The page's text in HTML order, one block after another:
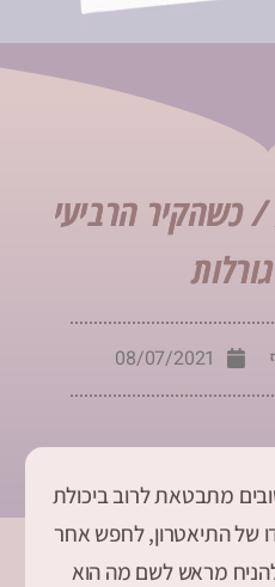
כשהקיר הרביעי
08/07/2021
מתבטאת לרוב ביכולת
של התיאטרון, לחפש אחר
מראש לשם מה הוא